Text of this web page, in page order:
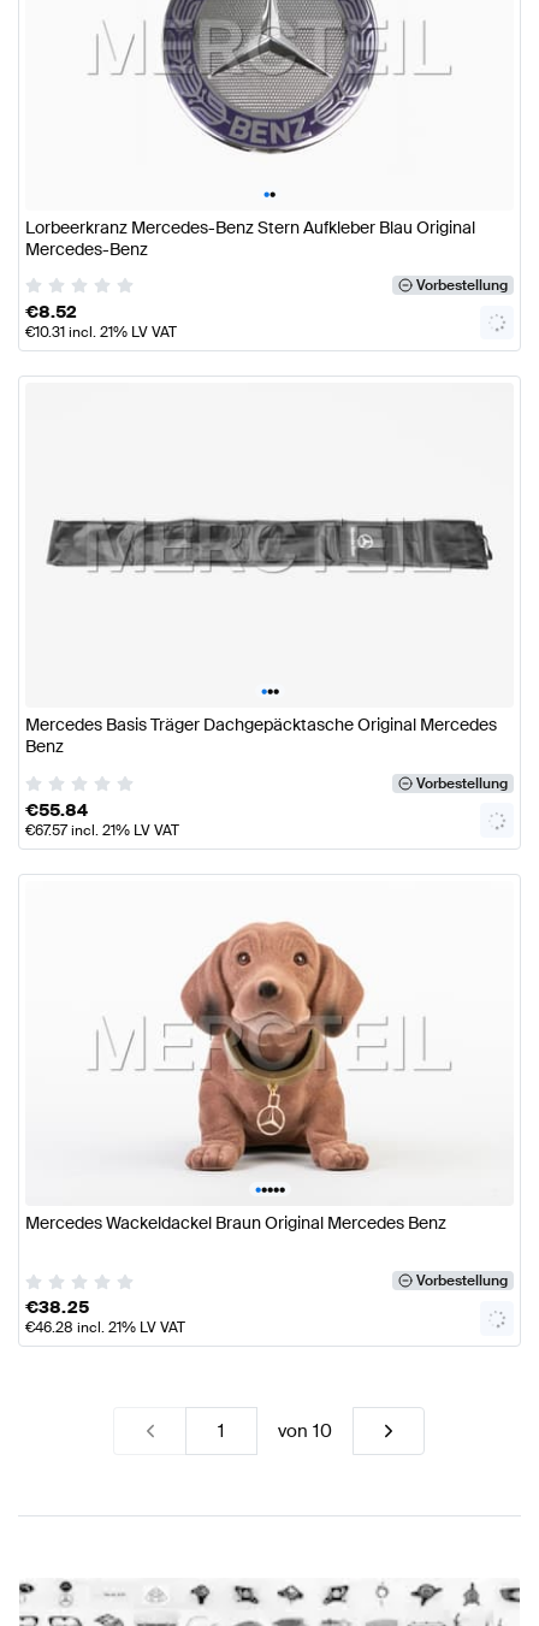
••
Lorbeerkranz Mercedes-Benz Stern Aufkleber Blau Original
Mercedes-Benz
Vorbestellung
€8.52
€10.31incl. 21% LV VAT
•••
Mercedes Basis Träger Dachgepäcktasche Original Mercedes
Benz
Vorbestellung
€55.84
€67.57incl. 21% LV VAT
•••••
Mercedes Wackeldackel Braun Original Mercedes Benz
Vorbestellung
€38.25
€46.28 incl. 21% LV VAT
von10